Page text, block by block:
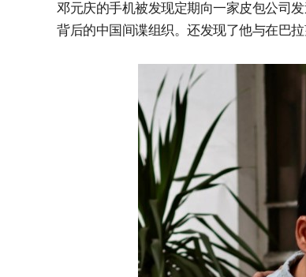
邓元庆的手机被发现定期向一家皮包公司
背后的中国间谍组织。还发现了他与在巴